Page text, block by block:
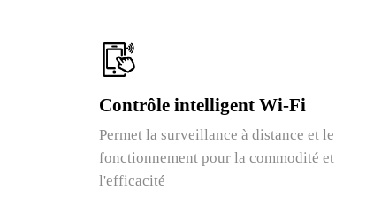
Contrôle intelligent Wi-Fi
Permet la surveillance à distance et le
fonctionnement pour la commodité et
l'efficacité